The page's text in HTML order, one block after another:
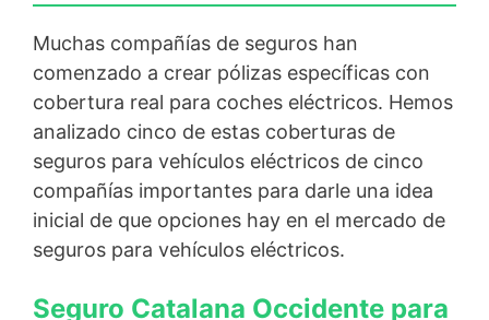
Muchas compañías de seguros han
comenzado a crear pólizas específicas con
cobertura real para coches eléctricos. Hemos
analizado cinco de estas coberturas de
seguros para vehículos eléctricos de cinco
compañías importantes para darle una idea
inicial de que opciones hay en el mercado de
seguros para vehículos eléctricos.
Seguro Catalana Occidente para